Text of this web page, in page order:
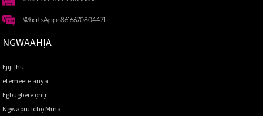
WhatsApp: 8616670804471
NGWAAHỊA
Ejiji Ihu
etemeete anya
Egbugbere ọnụ
Ngwaọrụ Ịchọ Mma